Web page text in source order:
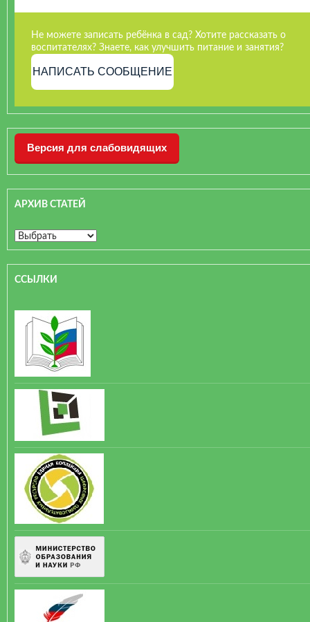
Не можете записать ребёнка в сад? Хотите рассказать о
воспитателях? Знаете, как улучшить питание и занятия?
НАПИСАТЬ СООБЩЕНИЕ
Версия для слабовидящих
АРХИВ СТАТЕЙ
ССЫЛКИ